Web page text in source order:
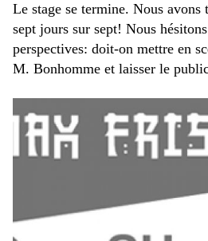
Le stage se termine. Nous
sept jours sur sept! Nous
perspectives: doit-on mettre en
M. Bonhomme et laisser le